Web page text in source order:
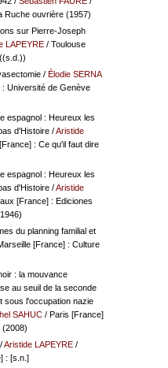
Ruche ouvrière (1957)
sur Pierre-Joseph
LAPEYRE/ Toulouse
/ Élodie SERNA
Université de Genève
espagnol : Heureux les
d'Histoire/Aristide
: Ce qu'il faut dire
espagnol : Heureux les
d'Histoire/Aristide
[France] : Ediciones
du planning familial et
[France] : Culture
: la mouvance
au seuil de la seconde
sous l'occupation nazie
SAHUC/ Paris [France]
(2008)
Aristide LAPEYRE/
: [s.n.]